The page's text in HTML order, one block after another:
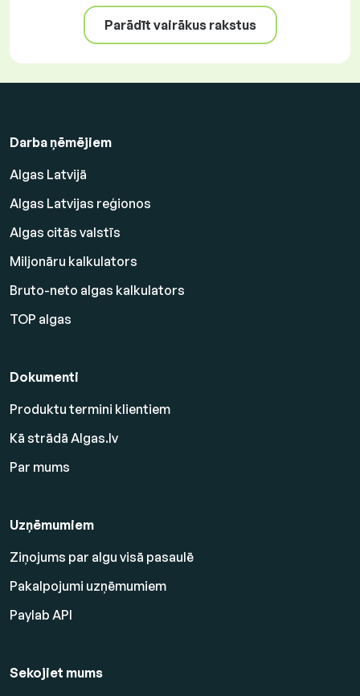
Parādīt vairākus rakstus
Darba ņēmējiem
Algas Latvijā
Algas Latvijas reģionos
Algas citās valstīs
Miljonāru kalkulators
Bruto-neto algas kalkulators
TOP algas
Dokumenti
Produktu termini klientiem
Kā strādā Algas.lv
Par mums
Uzņēmumiem
Ziņojums par algu visā pasaulē
Pakalpojumi uzņēmumiem
Paylab API
Sekojiet mums